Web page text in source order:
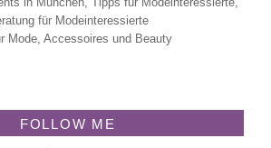
für Modeinteressierte
Mode, Accessoires und Beauty
FOLLOW ME